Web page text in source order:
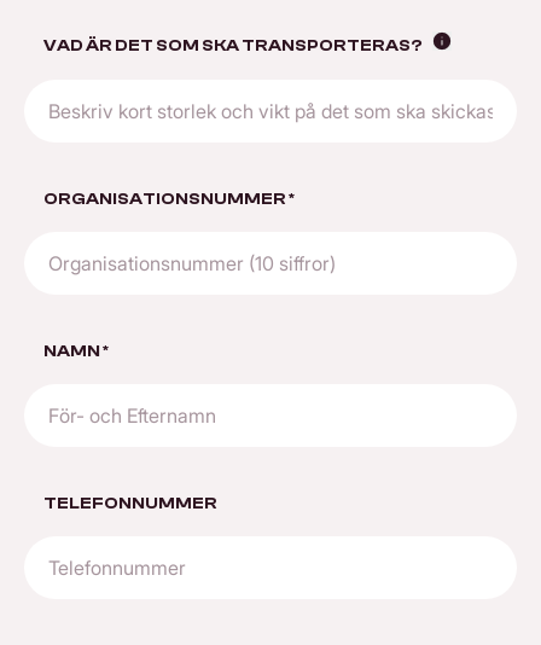
VAD ÄR DET SOM SKA TRANSPORTERAS? Visa info
ORGANISATIONSNUMMER*
NAMN*
TELEFONNUMMER